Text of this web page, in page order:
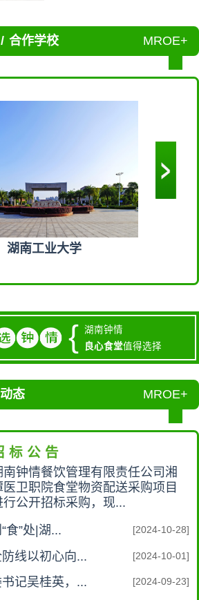
合作学校 MROE+
湖南工业大学
{ 湖南钟情
良心食堂值得选择
态 MROE+
标 公 告
南钟情餐饮管理有限责任公司湘
医卫职院食堂物资配送采购项目
行公开招标采购，现...
食”处|湖... [2024-10-28]
防线以初心向... [2024-10-01]
记吴桂英，... [2024-09-23]